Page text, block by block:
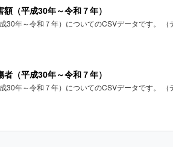
（平成30年～令和７年）
年～令和７年）についてのCSVデータです。 （
（平成30年～令和７年）
年～令和７年）についてのCSVデータです。 （